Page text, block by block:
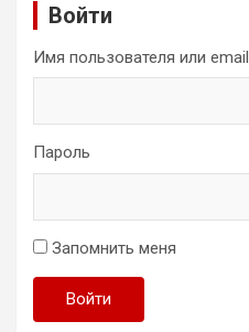
Войти
Имя пользователя или email
Пароль
Запомнить меня
Войти